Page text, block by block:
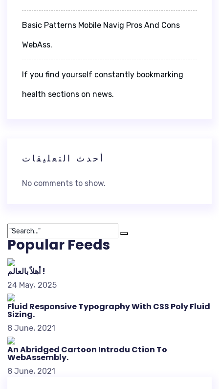
Basic Patterns Mobile Navig Pros And Cons
WebAss.
If you find yourself constantly bookmarking
health sections on news.
أحدث التعليقات
No comments to show.
Popular Feeds
أهلاً بالعالم !
24 May، 2025
Fluid Responsive Typography With CSS Poly Fluid
Sizing.
8 June، 2021
An Abridged Cartoon Introdu Ction To
WebAssembly.
8 June، 2021